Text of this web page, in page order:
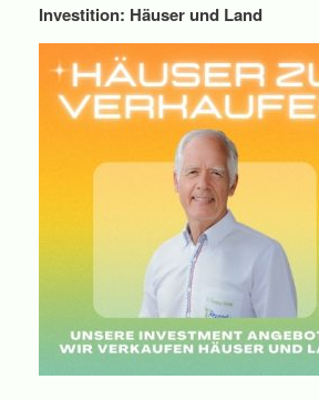
Investition: Häuser und Land